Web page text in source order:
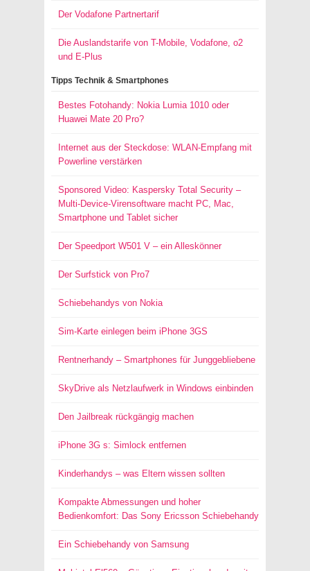
Der Vodafone Partnertarif
Die Auslandstarife von T-Mobile, Vodafone, o2
und E-Plus
Tipps Technik & Smartphones
Bestes Fotohandy: Nokia Lumia 1010 oder
Huawei Mate 20 Pro?
Internet aus der Steckdose: WLAN-Empfang mit
Powerline verstärken
Sponsored Video: Kaspersky Total Security –
Multi-Device-Virensoftware macht PC, Mac,
Smartphone und Tablet sicher
Der Speedport W501 V – ein Alleskönner
Der Surfstick von Pro7
Schiebehandys von Nokia
Sim-Karte einlegen beim iPhone 3GS
Rentnerhandy – Smartphones für Junggebliebene
SkyDrive als Netzlaufwerk in Windows einbinden
Den Jailbreak rückgängig machen
iPhone 3G s: Simlock entfernen
Kinderhandys – was Eltern wissen sollten
Kompakte Abmessungen und hoher
Bedienkomfort: Das Sony Ericsson Schiebehandy
Ein Schiebehandy von Samsung